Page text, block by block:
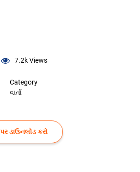
7.2kViews
Category
વાર્તા
ડાઉનલોડ કરો